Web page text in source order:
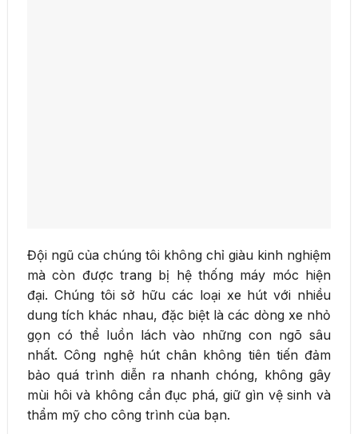
Đội ngũ của chúng tôi không chỉ giàu kinh nghiệm
mà còn được trang bị hệ thống máy móc hiện
đại. Chúng tôi sở hữu các loại xe hút với nhiều
dung tích khác nhau, đặc biệt là các dòng xe nhỏ
gọn có thể luồn lách vào những con ngõ sâu
nhất. Công nghệ hút chân không tiên tiến đảm
bảo quá trình diễn ra nhanh chóng, không gây
mùi hôi và không cần đục phá, giữ gìn vệ sinh và
thẩm mỹ cho công trình của bạn.